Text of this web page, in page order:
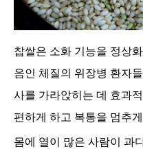
찹쌀은 소화 기능을 정상
음인 체질의 위장병 환자
사를 가라앉히는 데 효과
편하게 하고 복통을 멈추
몸에 열이 많은 사람이 과